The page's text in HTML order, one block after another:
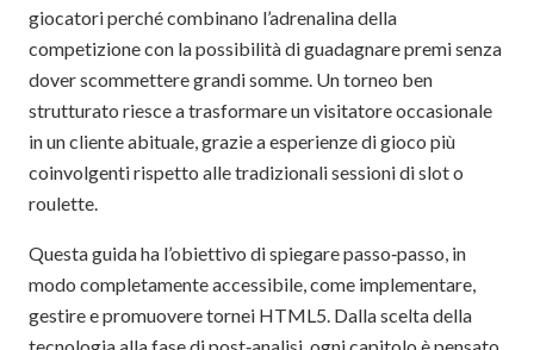
giocatori perché combinano l’adrenalina della
competizione con la possibilità di guadagnare premi senza
dover scommettere grandi somme. Un torneo ben
strutturato riesce a trasformare un visitatore occasionale
in un cliente abituale, grazie a esperienze di gioco più
coinvolgenti rispetto alle tradizionali sessioni di slot o
roulette.
Questa guida ha l’obiettivo di spiegare passo‑passo, in
modo completamente accessibile, come implementare,
gestire e promuovere tornei HTML5. Dalla scelta della